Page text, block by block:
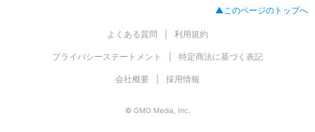
▲このページのトップへ
よくある質問 利用規約
プライバシーステートメント 特定商法に基づく表記
会社概要 採用情報
© GMO Media, Inc.